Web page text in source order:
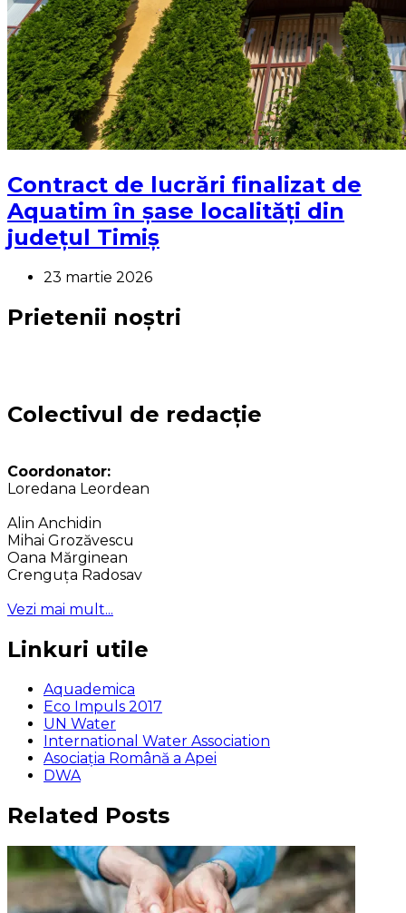
Contract de lucrări finalizat de
Aquatim în șase localități din
județul Timiș
23 martie 2026
Prietenii noștri
Colectivul de redacție
Coordonator:
Loredana Leordean
Alin Anchidin
Mihai Grozăvescu
Oana Mărginean
Crenguța Radosav
Vezi mai mult...
Linkuri utile
Aquademica
Eco Impuls 2017
UN Water
International Water Association
Asociaţia Română a Apei
DWA
Related Posts